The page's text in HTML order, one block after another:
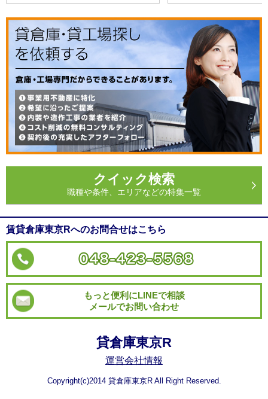
クイック検索
職種や条件、エリアなどの特集一覧
賃貸倉庫東京Rへのお問合せはこちら
もっと便利にLINEで相談
メールでお問い合わせ
貸倉庫東京R
運営会社情報
Copyright(c)2014 貸倉庫東京R All Right Reserved.